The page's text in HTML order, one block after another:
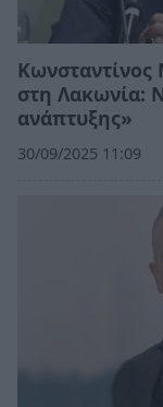
Κωνσταντίνος
στη Λακωνία:
ανάπτυξης»
30/09/2025 11:09